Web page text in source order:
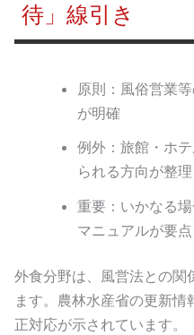
待」線引き
原則：風俗営業
が明確
例外：旅館・ホ
られる方向が整理
重要：いかなる
マニュアルが要点
外食分野は、風営法との
ます。農林水産省の更新
正対応が示されています。